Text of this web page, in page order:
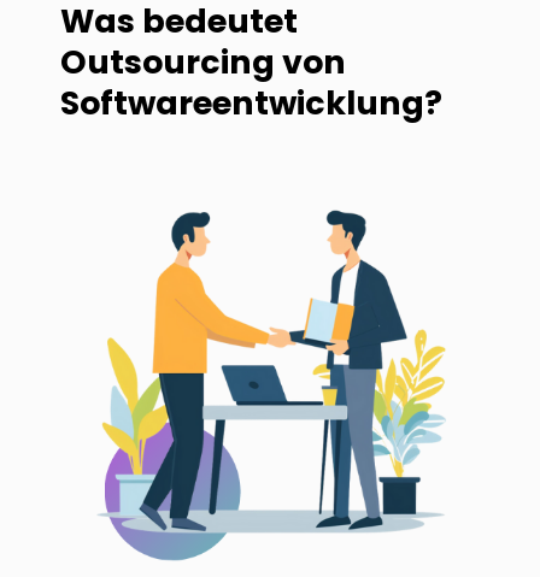
Was bedeutet
Outsourcing von
Softwareentwicklung?